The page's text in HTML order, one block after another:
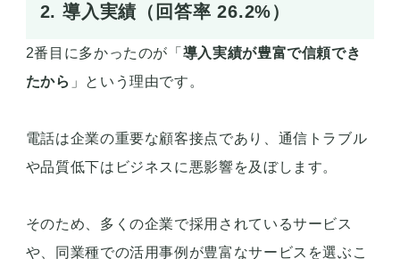
2. 導入実績（回答率 26.2%）
2番目に多かったのが「 導入実績が豊富で信頼でき
たから 」という理由です。
電話は企業の重要な顧客接点であり、通信トラブル
や品質低下はビジネスに悪影響を及ぼします。
そのため、多くの企業で採用されているサービス
や、同業種での活用事例が豊富なサービスを選ぶこ